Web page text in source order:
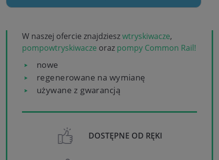
W naszej ofercie znajdzieszwtryskiwacze,
pompowtryskiwacze oraz pompy Common Rail!
nowe
regenerowane na wymianę
używane z gwarancją
DOSTĘPNE OD RĘKI